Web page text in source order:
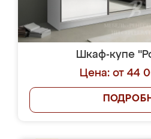
Шкаф-купе
Цена: от 44